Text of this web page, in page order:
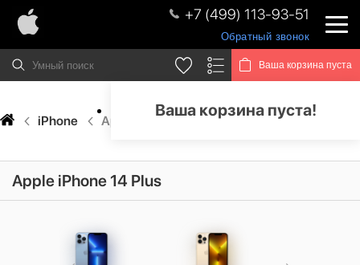
+7 (499) 113-93-51
Обратный звонок
Ваша корзина пуста
Ваша корзина пуста!
iPhone Apple iPhone 14 Plus
Apple iPhone 14 Plus